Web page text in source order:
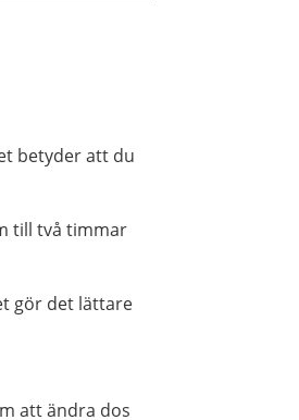
betyder att du
till två timmar
gör det lättare
att ändra dos